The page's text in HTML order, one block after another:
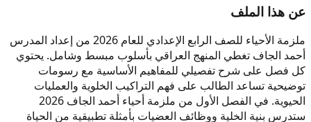
عن هذا الملف
ملزمة الأحياء للصف الرابع الإعدادي للعام 2026 من إعداد المدرس
أحمد الجاف تغطي المنهج العراقي بأسلوب مبسط وشامل. يحتوي
كل فصل على شرح تفصيلي للمفاهيم الأساسية مع رسومات
توضيحية تساعد الطالب على فهم التراكيب الخلوية والعمليات
الحيوية. في الفصل الأول من ملزمة أحياء أحمد الجاف 2026
ستدرس بنية الخلية ووظائف العضيات بأمثلة تطبيقية من الحياة